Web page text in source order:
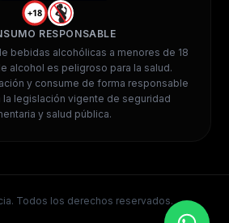
+18
RESPONSABLE
bebidas alcohólicas a menores de 18
alcohol es peligroso para la salud.
y consume de forma responsable
la legislación vigente de seguridad
y salud pública.
Todos los derechos reservados.